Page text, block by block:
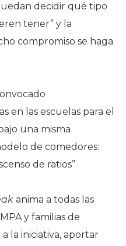
decidir qué tipo
tener” y la
compromiso se haga
en las escuelas para el
una misma
de comedores:
de ratios”
anima a todas las
y familias de
la iniciativa, aportar